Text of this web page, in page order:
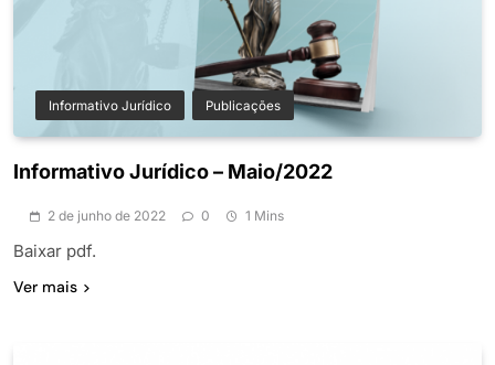
Informativo Jurídico Publicações
Informativo Jurídico – Maio/2022
2 de junho de 2022 0 1 Mins
Baixar pdf.
Ver mais